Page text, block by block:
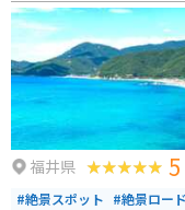
す。224mの朱塗りの橋を渡
樹木の中から、神秘と伝説
福井県 5
#絶景スポット #絶景ロード